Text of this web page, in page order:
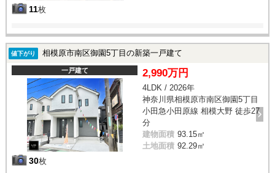
11枚
値下がり 相模原市南区御園5丁目の新築一戸建て
一戸建て
30枚
2,990万円
4LDK / 2026年
神奈川県相模原市南区御園5丁目
小田急小田原線 相模大野 徒歩27
分
建物面積 93.15㎡
土地面積 92.29㎡